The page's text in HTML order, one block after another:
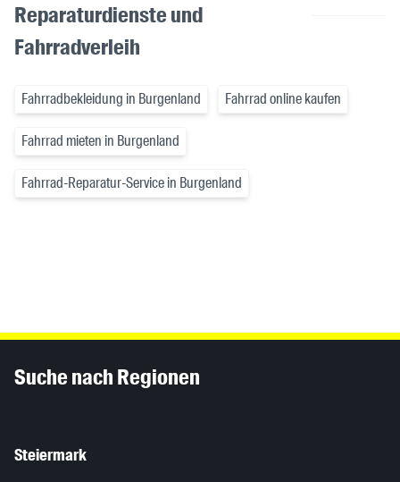
Reparaturdienste und
Fahrradverleih
Fahrradbekleidung in Burgenland Fahrrad online kaufen
Fahrrad mieten in Burgenland
Fahrrad-Reparatur-Service in Burgenland
Suche nach Regionen
Steiermark